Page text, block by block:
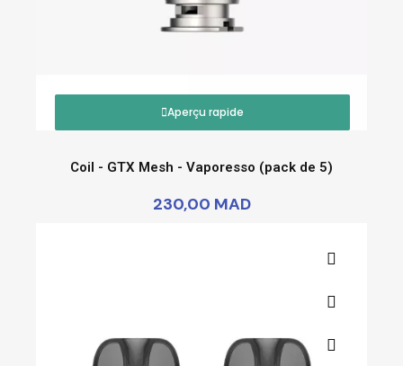
Aperçu rapide
Coil - GTX Mesh - Vaporesso (pack de 5)
230,00 MAD